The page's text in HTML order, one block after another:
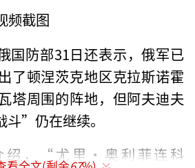
频截图
国防部31日还表示，俄军已
了顿涅茨克地区克拉斯诺霍
塔周围的阵地，但阿夫迪夫
”仍在继续。
绍，“尤里·奥利菲连科